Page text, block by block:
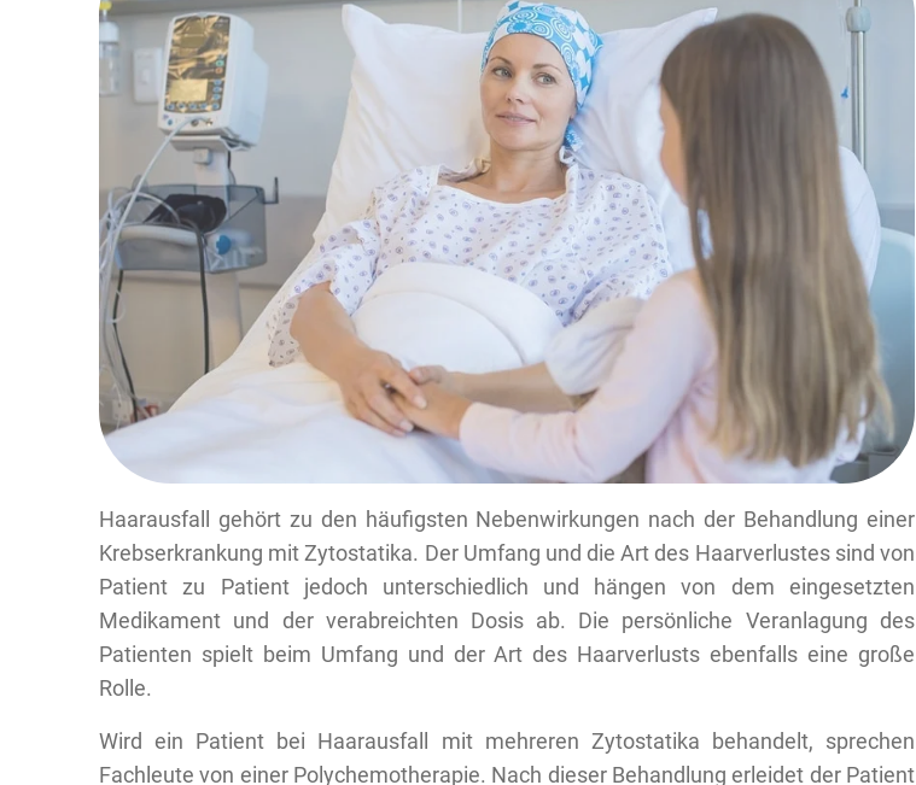
Haarausfall gehört zu den häufigsten Nebenwirkungen nach der Behandlung einer
Krebserkrankung mit Zytostatika. Der Umfang und die Art des Haarverlustes sind von
Patient zu Patient jedoch unterschiedlich und hängen von dem eingesetzten
Medikament und der verabreichten Dosis ab. Die persönliche Veranlagung des
Patienten spielt beim Umfang und der Art des Haarverlusts ebenfalls eine große
Rolle.
Wird ein Patient bei Haarausfall mit mehreren Zytostatika behandelt, sprechen
Fachleute von einer Polychemotherapie. Nach dieser Behandlung erleidet der Patient